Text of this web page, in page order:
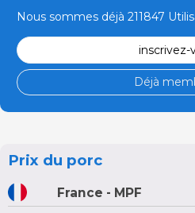
Nous sommes déjà 211847
inscrivez-
Déjà
Prix du porc
France - MPF